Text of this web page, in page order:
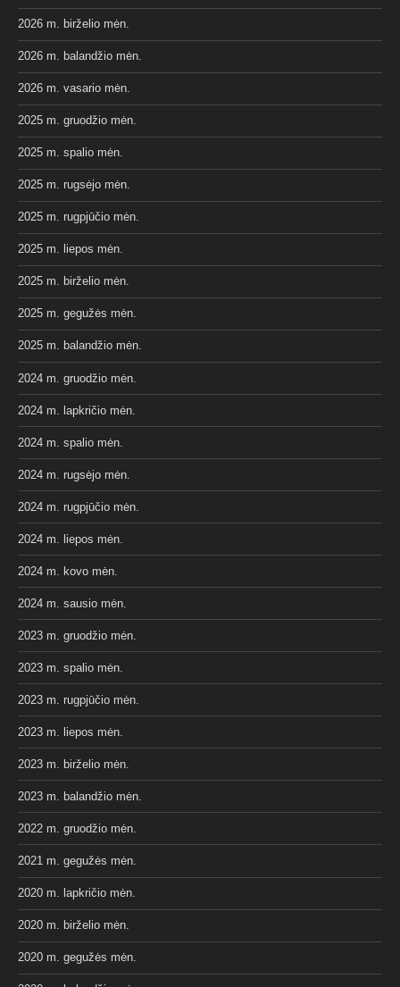
2026 m. birželio mėn.
2026 m. balandžio mėn.
2026 m. vasario mėn.
2025 m. gruodžio mėn.
2025 m. spalio mėn.
2025 m. rugsėjo mėn.
2025 m. rugpjūčio mėn.
2025 m. liepos mėn.
2025 m. birželio mėn.
2025 m. gegužės mėn.
2025 m. balandžio mėn.
2024 m. gruodžio mėn.
2024 m. lapkričio mėn.
2024 m. spalio mėn.
2024 m. rugsėjo mėn.
2024 m. rugpjūčio mėn.
2024 m. liepos mėn.
2024 m. kovo mėn.
2024 m. sausio mėn.
2023 m. gruodžio mėn.
2023 m. spalio mėn.
2023 m. rugpjūčio mėn.
2023 m. liepos mėn.
2023 m. birželio mėn.
2023 m. balandžio mėn.
2022 m. gruodžio mėn.
2021 m. gegužės mėn.
2020 m. lapkričio mėn.
2020 m. birželio mėn.
2020 m. gegužės mėn.